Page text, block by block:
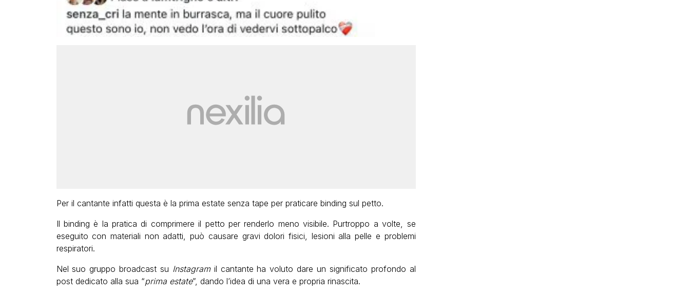
Per il cantante infatti questa è la prima estate senza tape per praticare binding sul petto.
Il binding è la pratica di comprimere il petto per renderlo meno visibile. Purtroppo a volte, se
eseguito con materiali non adatti, può causare gravi dolori fisici, lesioni alla pelle e problemi
respiratori.
Nel suo gruppo broadcast su Instagramil cantante ha voluto dare un significato profondo al
post dedicato alla sua “prima estate”, dando l’idea di una vera e propria rinascita.